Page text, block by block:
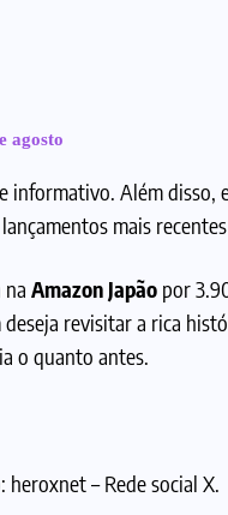
agosto
Além disso,
mais
Amazon Japão por
revisitar a rica
o quanto antes.
heroxnet– Rede social X.